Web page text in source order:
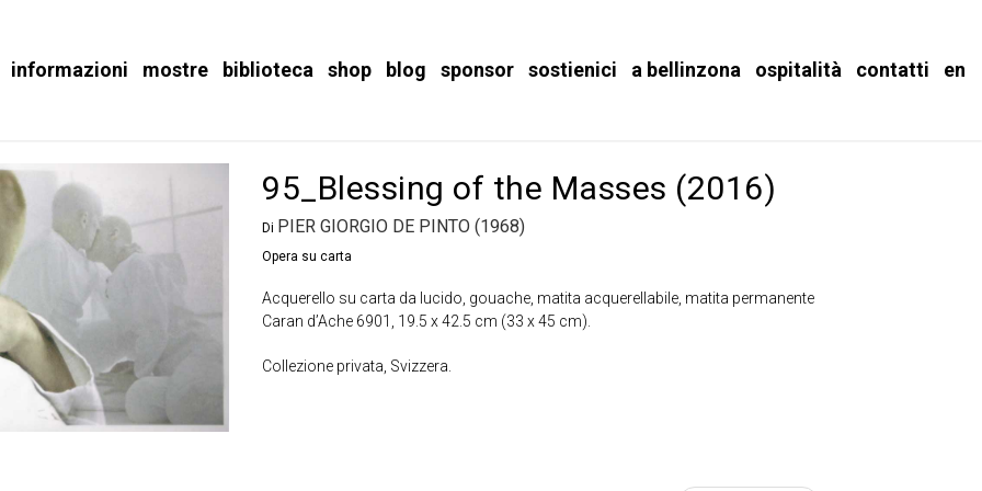
informazioni mostre biblioteca shop blog sponsor sostienici a bellinzona ospitalità contatti en
95_Blessing of the Masses (2016)
Di PIER GIORGIO DE PINTO (1968)
Opera su carta
Acquerello su carta da lucido, gouache, matita acquerellabile, matita permanente
Caran d’Ache 6901, 19.5 x 42.5 cm (33 x 45 cm).
Collezione privata, Svizzera.